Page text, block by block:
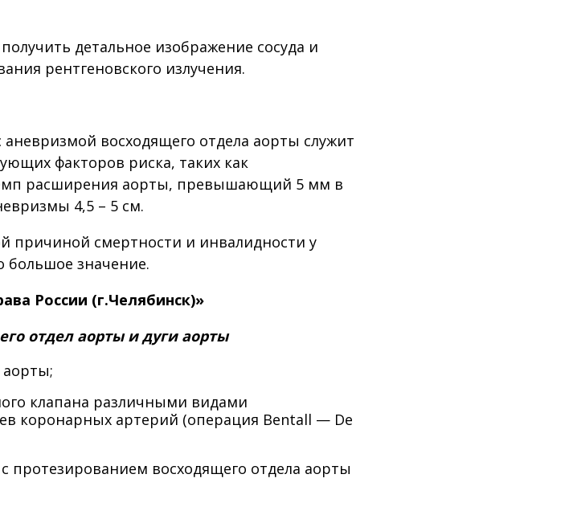
детальное изображение сосуда и
рентгеновского излучения.
восходящего отдела аорты служит
факторов риска, таких как
расширения аорты, превышающий 5 мм в
4,5 – 5 см.
причиной смертности и инвалидности у
большое значение.
России (г.Челябинск)»
отдел аорты и дуги аорты
аорты;
клапана различными видами
коронарных артерий (операция Bentall — De
восходящего отдела аорты